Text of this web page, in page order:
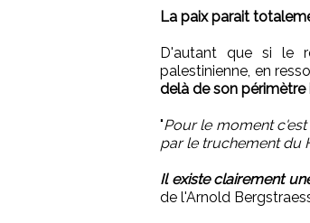
La paix parait
D'autant que si le
palestinienne, en
delà de son périmètre
"Pour le moment
par le truchement du
Il existe clairement
de l'Arnold